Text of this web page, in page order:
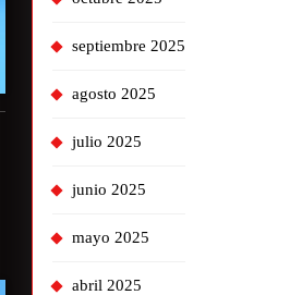
septiembre 2025
agosto 2025
julio 2025
junio 2025
mayo 2025
abril 2025